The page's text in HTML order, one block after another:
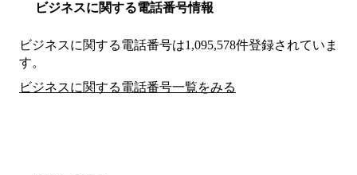
ビジネスに関する電話番号情報
ビジネスに関する電話番号は1,095,578件登録されていま
す。
ビジネスに関する電話番号一覧をみる